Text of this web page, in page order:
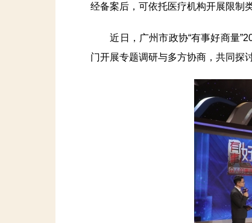
经备案后，可依托医疗机构开展限制
近日，广州市政协“有事好商量
门开展专题调研与多方协商，共同探